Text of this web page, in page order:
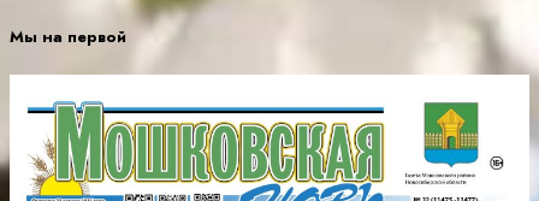
Мы на первой